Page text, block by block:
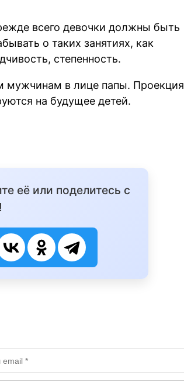
всего девочки должны быть
о таких занятиях, как
степенность.
мужчинам в лице папы. Проекция
на будущее детей.
её или поделитесь с